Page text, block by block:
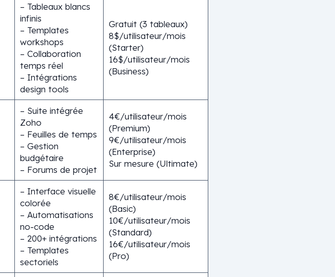
– Tableaux blancs
infinis
– Templates
workshops
– Collaboration
temps réel
– Intégrations
design tools
Gratuit (3 tableaux)
8$/utilisateur/mois
(Starter)
16$/utilisateur/mois
(Business)
– Suite intégrée
Zoho
– Feuilles de temps
– Gestion
budgétaire
– Forums de projet
4€/utilisateur/mois
(Premium)
9€/utilisateur/mois
(Enterprise)
Sur mesure (Ultimate)
– Interface visuelle
colorée
– Automatisations
no-code
– 200+ intégrations
– Templates
sectoriels
8€/utilisateur/mois
(Basic)
10€/utilisateur/mois
(Standard)
16€/utilisateur/mois
(Pro)